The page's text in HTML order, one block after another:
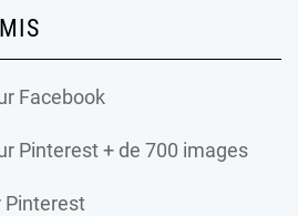
Facebook
Pinterest + de 700 images
Pinterest